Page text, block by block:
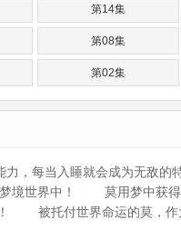
第14集
第08集
第02集
力，每当入睡就会成为无敌
境世界中！ 莫用梦中获得
托付世界命运的莫，作